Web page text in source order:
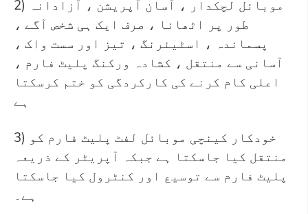
2) موبائل لچکدار ، آسان آپریشن ، آزادانہ
طور پر اٹھانا ، صرف ایک ہی شخص آگے ،
پسماندہ ، اسٹیئرنگ ، تیز اور سست واک ،
آسانی سے منتقل ، کشادہ ورکنگ پلیٹ فارم ،
اعلی کام کرنے کی کارکردگی کو ختم کرسکتا
ہے
3) خودکار کینچی موبائل لفٹ پلیٹ فارم کو
منتقل کیا جاسکتا ہے جبکہ آپریٹر کے ذریعہ
پلیٹ فارم سے توسیع اور کنٹرول کیا جاسکتا
ہے۔